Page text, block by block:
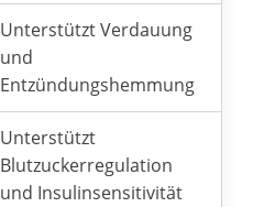
Unterstützt Verdauung
und
Entzündungshemmung
Unterstützt
Blutzuckerregulation
und Insulinsensitivität